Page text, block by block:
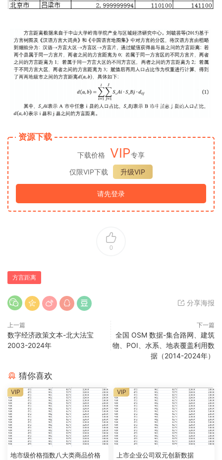
资源下载
下载价格 VIP专享
仅限VIP下载
升级VIP
请先登录
0
方言距离
分享海报
上一篇
数字经济政策文本-北大法宝
2003-2024年
下一篇
全国 OSM 数据-集合路网、建筑
物、POI、水系、地表覆盖利用数
据（2014-2024年）
猜你喜欢
地市级价格指数八大类商品价格
VIP
上市企业公司双元创新数据
VIP